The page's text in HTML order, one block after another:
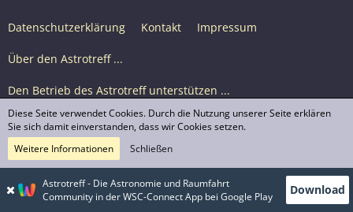
Datenschutzerklärung Kontakt Impressum
Über den Astrotreff ...
Den Betrieb des Astrotreff unterstützen ...
Nutzungsbedingungen
© Astrotreff 2001-2026, lizenziert unter CC BY-SA,
sofern für einzelne Inhalte nicht anders angegeben
Astrotreff - Die Astronomie und Raumfahrt
Community in der WSC-Connect App bei Google Play
Download
Diese Seite verwendet Cookies. Durch die Nutzung unserer Seite erklären
Sie sich damit einverstanden, dass wir Cookies setzen.
Weitere Informationen
Schließen